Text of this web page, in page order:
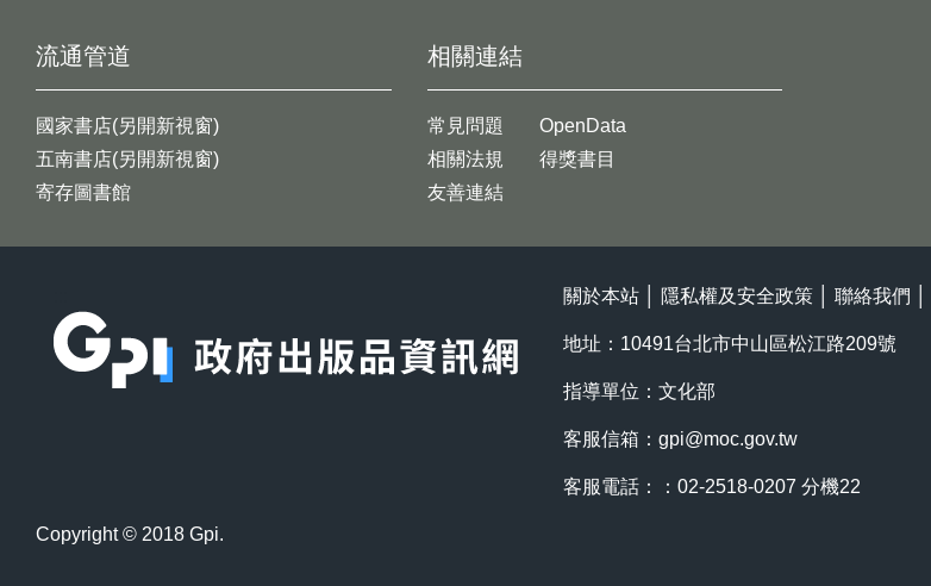
流通管道
國家書店(另開新視窗)
五南書店(另開新視窗)
寄存圖書館
相關連結
常見問題
相關法規
友善連結
OpenData
得獎書目
關於本站 隱私權及安全政策 聯絡我們
地址：10491台北市中山區松江路209號
指導單位：文化部
客服信箱： gpi@moc.gov.tw
客服電話：：02-2518-0207 分機22
Copyright © 2018 Gpi.